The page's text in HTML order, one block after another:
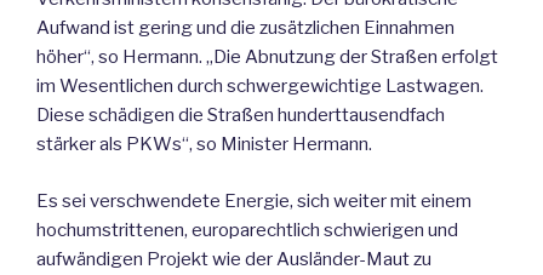
Aufwand ist gering und die zusätzlichen Einnahmen
höher“, so Hermann. „Die Abnutzung der Straßen erfolgt
im Wesentlichen durch schwergewichtige Lastwagen.
Diese schädigen die Straßen hunderttausendfach
stärker als PKWs“, so Minister Hermann.
Es sei verschwendete Energie, sich weiter mit einem
hochumstrittenen, europarechtlich schwierigen und
aufwändigen Projekt wie der Ausländer-Maut zu